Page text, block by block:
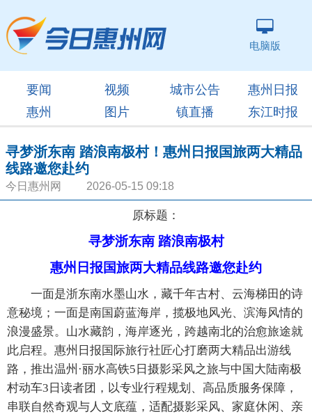
电脑版
要闻 视频 城市公告
惠州日报
惠州
图片 镇直播 东江时报
寻梦浙东南 踏浪南极村！惠州日报国旅两大精品
线路邀您赴约
今日惠州网 2026-05-15 09:18
原标题：
寻梦浙东南 踏浪南极村
惠州日报国旅两大精品线路邀您赴约
一面是浙东南水墨山水，藏千年古村、云海梯田的诗
意秘境；一面是南国蔚蓝海岸，揽极地风光、滨海风情的
浪漫盛景。山水藏韵，海岸逐光，跨越南北的治愈旅途就
此启程。惠州日报国际旅行社匠心打磨两大精品出游线
路，推出温州·丽水高铁5日摄影采风之旅与中国大陆南极
村动车3日读者团，以专业行程规划、高品质服务保障，
串联自然奇观与人文底蕴，适配摄影采风、家庭休闲、亲